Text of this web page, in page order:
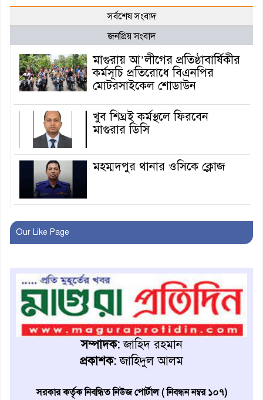
সর্বশেষ সংবাদ
জনপ্রিয় সংবাদ
মাগুরায় আ’লীগের প্রতিষ্ঠাবার্ষিকীর
কর্মসূচি প্রতিরোধে বিএনপির
মোটরসাইকেল শোডাউন
খুব শিঘ্রই কর্মস্থলে ফিরবেন
মাগুরার ডিসি
মহম্মদপুর থানার ওসিকে ক্লোজ
কোলে
শ্রীপুরে শ্লীলতাহানির অভিযোগে
বিক্ষোভ-সিসি ক্যামেরা ফুটেজ
যাচাইয়ের দাবি অভিযুক্ত শিক্ষকের
মাগুরার কথিত মাদক সম্রাট
আমিরুল গ্রেফতার
ভক্তদের বর্ণাঢ্য শোভাযাত্রা
Our Like Page
সম্পাদক:জাহিদ রহমান
প্রকাশক:জাহিদুল আলম
সরকার কর্তৃক নিবন্ধিত নিউজ পোর্টাল ( নিবন্ধন নম্বর ১০৭)